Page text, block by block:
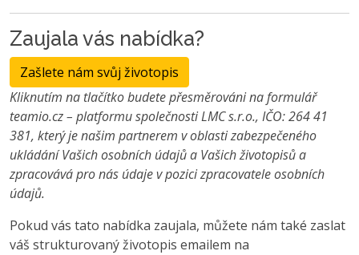
Zaujala vás nabídka?
Zašlete nám svůj životopis
Kliknutím na tlačítko budete přesměrováni na formulář
teamio.cz – platformu společnosti LMC s.r.o., IČO: 264 41
381, který je našim partnerem v oblasti zabezpečeného
ukládání Vašich osobních údajů a Vašich životopisů a
zpracovává pro nás údaje v pozici zpracovatele osobních
údajů.
Pokud vás tato nabídka zaujala, můžete nám také zaslat
váš strukturovaný životopis emailem na